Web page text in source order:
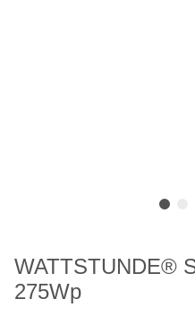
WATTSTUNDE®
275Wp